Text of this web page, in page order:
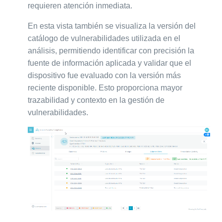
requieren atención inmediata.
En esta vista también se visualiza la versión del
catálogo de vulnerabilidades utilizada en el
análisis, permitiendo identificar con precisión la
fuente de información aplicada y validar que el
dispositivo fue evaluado con la versión más
reciente disponible. Esto proporciona mayor
trazabilidad y contexto en la gestión de
vulnerabilidades.